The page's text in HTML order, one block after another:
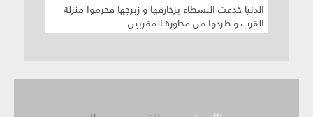
الدنيا خدعت البسطاء بزخارفها و زبرجها فحرموا منزلة
القرب و طردوا من مجاورة المقربين